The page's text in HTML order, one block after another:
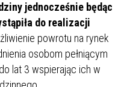
jednocześnie będąc
do realizacji
powrotu na rynek
osobom pełniącym
lat 3 wspierając ich w